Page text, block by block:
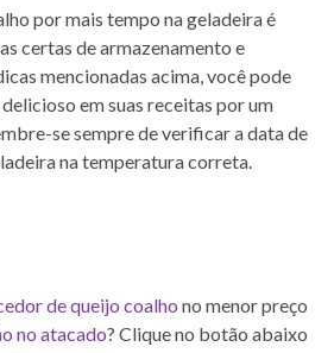
por mais tempo na geladeira é
certas de armazenamento e
mencionadas acima, você pode
em suas receitas por um
se sempre de verificar a data de
na temperatura correta.
de queijo coalho no menor preço
no atacado? Clique no botão abaixo